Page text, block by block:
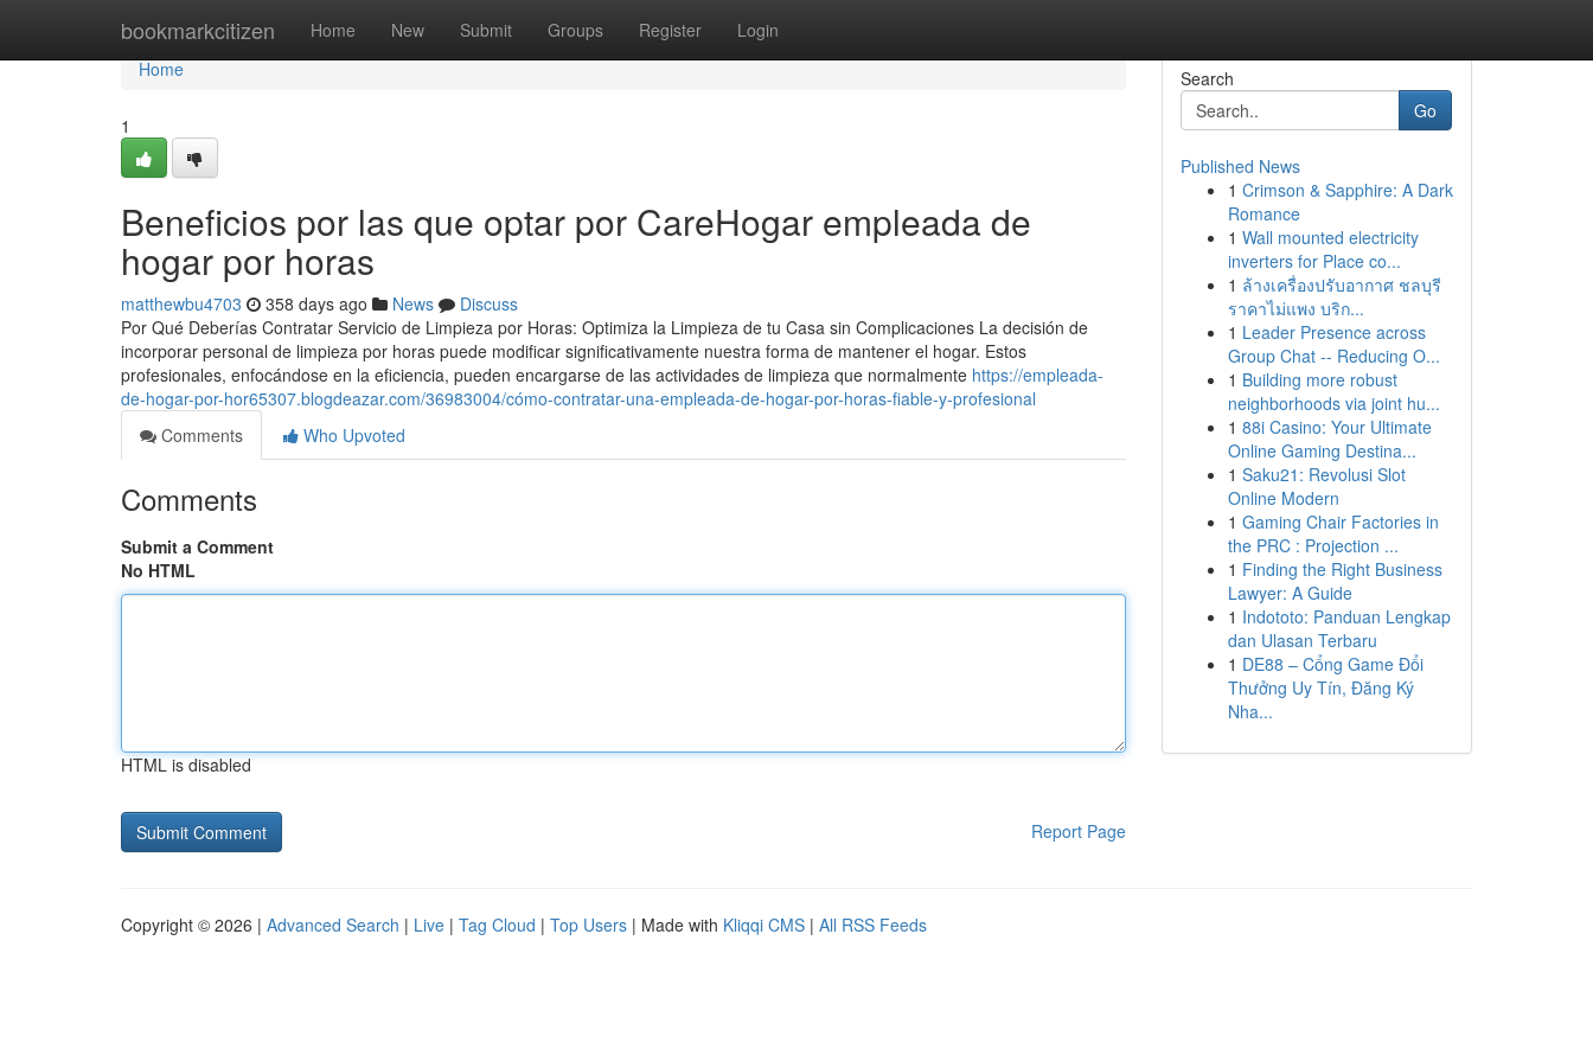
bookmarkcitizen Home New Submit Groups Register Login
Home
Home
1
Beneficios por las que optar por CareHogar empleada de
hogar por horas
matthewbu4703 358 days ago News
Discuss
Por Qué Deberías Contratar Servicio de Limpieza por Horas: Optimiza la Limpieza de tu Casa sin Complicaciones La decisión de
incorporar personal de limpieza por horas puede modificar significativamente nuestra forma de mantener el hogar. Estos
profesionales, enfocándose en la eficiencia, pueden encargarse de las actividades de limpieza que normalmente https://empleada-
de-hogar-por-hor65307.blogdeazar.com/36983004/cómo-contratar-una-empleada-de-hogar-por-horas-fiable-y-profesional
Comments
Who Upvoted
Comments
Submit a Comment
No HTML
HTML is disabled
Report Page
Search
Go
Published News
1 Crimson & Sapphire: A Dark
Romance
1 Wall mounted electricity
inverters for Place co...
1 ล้างเครื่องปรับอากาศ ชลบุรี
ราคาไม่แพง บริก...
1 Leader Presence across
Group Chat -- Reducing O...
1 Building more robust
neighborhoods via joint hu...
1 88i Casino: Your Ultimate
Online Gaming Destina...
1 Saku21: Revolusi Slot
Online Modern
1 Gaming Chair Factories in
the PRC : Projection ...
1 Finding the Right Business
Lawyer: A Guide
1 Indototo: Panduan Lengkap
dan Ulasan Terbaru
1 DE88 – Cổng Game Đổi
Thưởng Uy Tín, Đăng Ký
Nha...
Copyright © 2026 | Advanced Search | Live | Tag Cloud | Top Users | Made with Kliqqi CMS | All RSS Feeds